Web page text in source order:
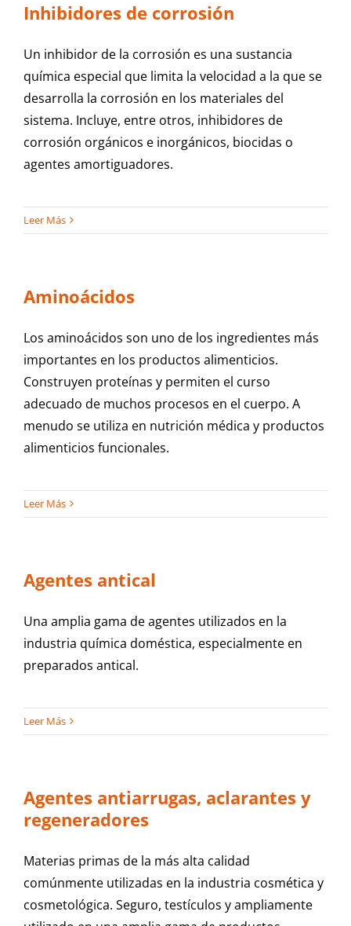
Inhibidores de corrosión
Un inhibidor de la corrosión es una sustancia
química especial que limita la velocidad a la que se
desarrolla la corrosión en los materiales del
sistema. Incluye, entre otros, inhibidores de
corrosión orgánicos e inorgánicos, biocidas o
agentes amortiguadores.
Leer Más
Aminoácidos
Los aminoácidos son uno de los ingredientes más
importantes en los productos alimenticios.
Construyen proteínas y permiten el curso
adecuado de muchos procesos en el cuerpo. A
menudo se utiliza en nutrición médica y productos
alimenticios funcionales.
Leer Más
Agentes antical
Una amplia gama de agentes utilizados en la
industria química doméstica, especialmente en
preparados antical.
Leer Más
Agentes antiarrugas, aclarantes y
regeneradores
Materias primas de la más alta calidad
comúnmente utilizadas en la industria cosmética y
cosmetológica. Seguro, testículos y ampliamente